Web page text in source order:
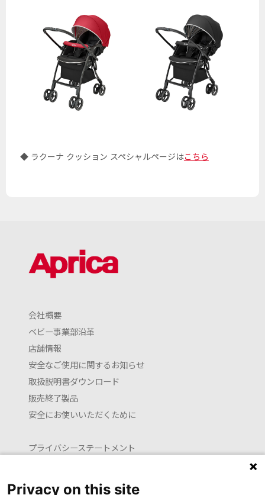
◆ ラクーナ クッション スペシャルページはこちら
会社概要
ベビー事業部沿革
店舗情報
安全なご使用に関するお知らせ
取扱説明書ダウンロード
販売終了製品
安全にお使いいただくために
プライバシーステートメント
Privacy on this site